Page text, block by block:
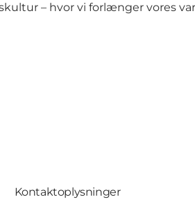
– hvor vi forlænger vores
Kontaktoplysninger